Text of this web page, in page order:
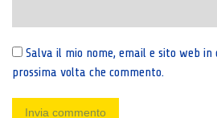
Salva il mio nome, email e sito web
prossima volta che commento.